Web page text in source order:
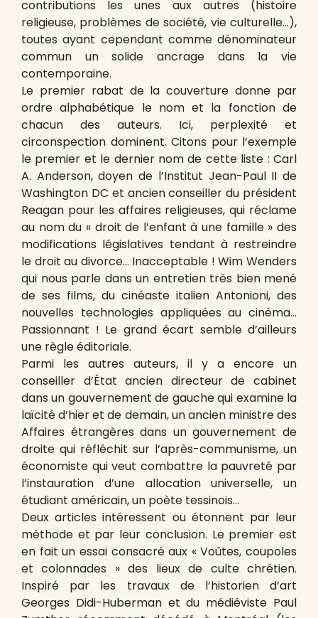
contributions les unes aux autres (histoire
religieuse, problèmes de société, vie culturelle…),
toutes ayant cependant comme dénominateur
commun un solide ancrage dans la vie
contemporaine.
Le premier rabat de la couverture donne par
ordre alphabétique le nom et la fonction de
chacun des auteurs. Ici, perplexité et
circonspection dominent. Citons pour l’exemple
le premier et le dernier nom de cette liste : Carl
A. Anderson, doyen de l’Institut Jean-Paul II de
Washington DC et ancien conseiller du président
Reagan pour les affaires religieuses, qui réclame
au nom du « droit de l’enfant à une famille » des
modifications législatives tendant à restreindre
le droit au divorce… Inacceptable ! Wim Wenders
qui nous parle dans un entretien très bien mené
de ses films, du cinéaste italien Antonioni, des
nouvelles technologies appliquées au cinéma…
Passionnant ! Le grand écart semble d’ailleurs
une règle éditoriale.
Parmi les autres auteurs, il y a encore un
conseiller d’État ancien directeur de cabinet
dans un gouvernement de gauche qui examine la
laïcité d’hier et de demain, un ancien ministre des
Affaires étrangères dans un gouvernement de
droite qui réfléchit sur l’après-communisme, un
économiste qui veut combattre la pauvreté par
l’instauration d’une allocation universelle, un
étudiant américain, un poète tessinois…
Deux articles intéressent ou étonnent par leur
méthode et par leur conclusion. Le premier est
en fait un essai consacré aux « Voûtes, coupoles
et colonnades » des lieux de culte chrétien.
Inspiré par les travaux de l’historien d’art
Georges Didi-Huberman et du médiéviste Paul